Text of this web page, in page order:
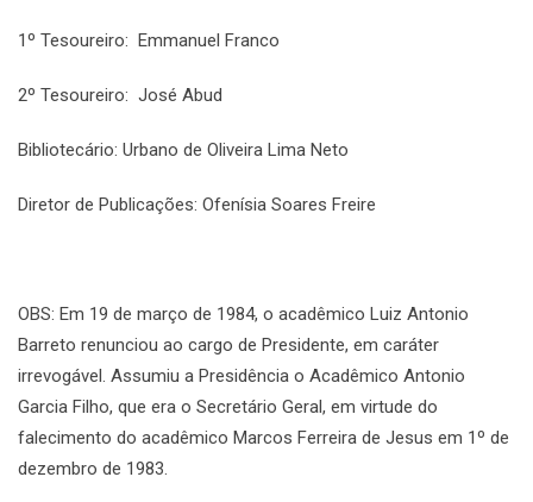
1º Tesoureiro: Emmanuel Franco
2º Tesoureiro: José Abud
Bibliotecário: Urbano de Oliveira Lima Neto
Diretor de Publicações: Ofenísia Soares Freire
OBS: Em 19 de março de 1984, o acadêmico Luiz Antonio
Barreto renunciou ao cargo de Presidente, em caráter
irrevogável. Assumiu a Presidência o Acadêmico Antonio
Garcia Filho, que era o Secretário Geral, em virtude do
falecimento do acadêmico Marcos Ferreira de Jesus em 1º de
dezembro de 1983.